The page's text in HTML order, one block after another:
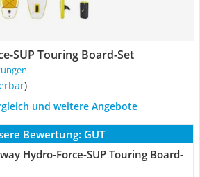
SUP Touring Board-Set
)
und weitere Angebote
Bewertung: GUT
Hydro-Force-SUP Touring Board-